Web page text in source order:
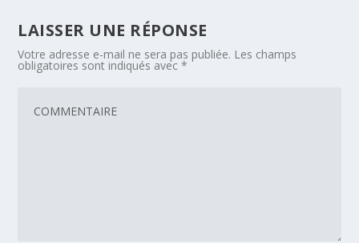
LAISSER UNE RÉPONSE
Votre adresse e-mail ne sera pas publiée. Les champs
obligatoires sont indiqués avec*